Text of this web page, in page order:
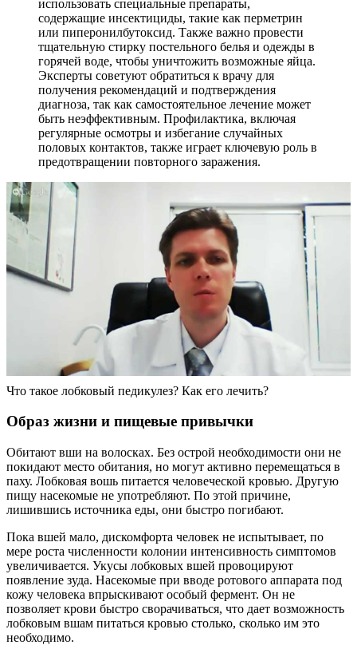
использовать специальные препараты,
содержащие инсектициды, такие как перметрин
или пиперонилбутоксид. Также важно провести
тщательную стирку постельного белья и одежды в
горячей воде, чтобы уничтожить возможные яйца.
Эксперты советуют обратиться к врачу для
получения рекомендаций и подтверждения
диагноза, так как самостоятельное лечение может
быть неэффективным. Профилактика, включая
регулярные осмотры и избегание случайных
половых контактов, также играет ключевую роль в
предотвращении повторного заражения.
Что такое лобковый педикулез? Как его лечить?
Образ жизни и пищевые привычки
Обитают вши на волосках. Без острой необходимости они не
покидают место обитания, но могут активно перемещаться в
паху. Лобковая вошь питается человеческой кровью. Другую
пищу насекомые не употребляют. По этой причине,
лишившись источника еды, они быстро погибают.
Пока вшей мало, дискомфорта человек не испытывает, по
мере роста численности колонии интенсивность симптомов
увеличивается. Укусы лобковых вшей провоцируют
появление зуда. Насекомые при вводе ротового аппарата под
кожу человека впрыскивают особый фермент. Он не
позволяет крови быстро сворачиваться, что дает возможность
лобковым вшам питаться кровью столько, сколько им это
необходимо.